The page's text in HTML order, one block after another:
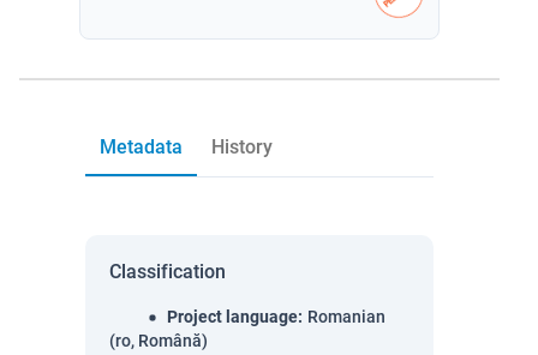
Metadata History
Classification
Project language: Romanian
(ro, Română)